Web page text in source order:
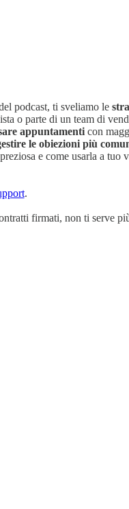
podcast, ti sveliamo le
o parte di un team di
appuntamenticon
le obiezioni più
e come usarla a tuo
.
firmati, non ti serve